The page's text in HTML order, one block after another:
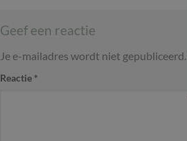
Geef een reactie
Je e-mailadres wordt niet gepubliceerd.
Reactie *